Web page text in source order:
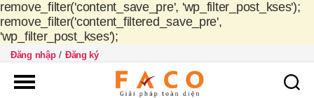
remove_filter('content_save_pre', 'wp_filter_post_kses');
remove_filter('content_filtered_save_pre',
'wp_filter_post_kses');
Đăng nhập / Đăng ký